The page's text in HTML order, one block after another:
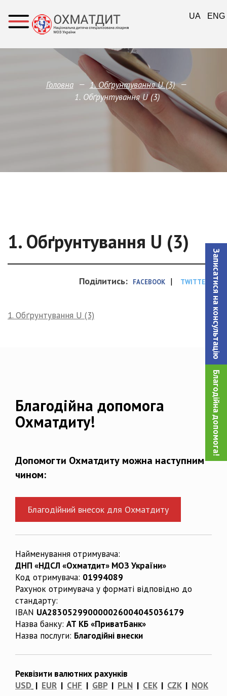
Записатися на консультацiю
Благодійна допомога!
Головна — 1. Обґрунтування U (3) —
1. Обґрунтування U (3)
1. Обґрунтування U (3)
Поділитись: FACEBOOK | TWITTER
1. Обґрунтування U (3)
Благодійна допомога
Охматдиту!
Допомогти Охматдиту можна наступним
чином:
Благодійний внесок для Охматдиту
Найменування отримувача:
ДНП «НДСЛ «Охматдит» МОЗ України»
Код отримувача: 01994089
Рахунок отримувача у форматі відповідно до
стандарту:
IBAN UA283052990000026004045036179
Назва банку: АТ КБ «ПриватБанк»
Назва послуги: Благодійні внески
Реквізити валютних рахунків
USD | EUR | CHF | GBP| PLN | CEK| CZK| NOK
UA ENG